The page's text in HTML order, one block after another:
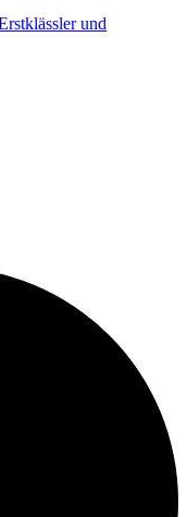
und